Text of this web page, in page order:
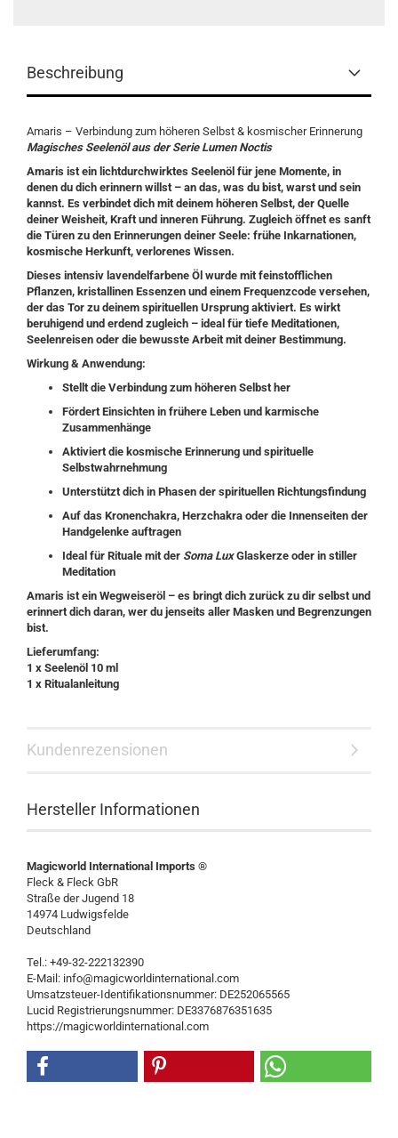
Beschreibung
Amaris – Verbindung zum höheren Selbst & kosmischer Erinnerung
Magisches Seelenöl aus der Serie Lumen Noctis
Amaris ist ein lichtdurchwirktes Seelenöl für jene Momente, in
denen du dich erinnern willst – an das, was du bist, warst und sein
kannst. Es verbindet dich mit deinem höheren Selbst, der Quelle
deiner Weisheit, Kraft und inneren Führung. Zugleich öffnet es sanft
die Türen zu den Erinnerungen deiner Seele: frühe Inkarnationen,
kosmische Herkunft, verlorenes Wissen.
Dieses intensiv lavendelfarbene Öl wurde mit feinstofflichen
Pflanzen, kristallinen Essenzen und einem Frequenzcode versehen,
der das Tor zu deinem spirituellen Ursprung aktiviert. Es wirkt
beruhigend und erdend zugleich – ideal für tiefe Meditationen,
Seelenreisen oder die bewusste Arbeit mit deiner Bestimmung.
Wirkung & Anwendung:
Stellt die Verbindung zum höheren Selbst her
Fördert Einsichten in frühere Leben und karmische
Zusammenhänge
Aktiviert die kosmische Erinnerung und spirituelle
Selbstwahrnehmung
Unterstützt dich in Phasen der spirituellen Richtungsfindung
Auf das Kronenchakra, Herzchakra oder die Innenseiten der
Handgelenke auftragen
Ideal für Rituale mit der Soma LuxGlaskerze oder in stiller
Meditation
Amaris ist ein Wegweiseröl – es bringt dich zurück zu dir selbst und
erinnert dich daran, wer du jenseits aller Masken und Begrenzungen
bist.
Lieferumfang:
1 x Seelenöl 10 ml
1 x Ritualanleitung
Kundenrezensionen
Hersteller Informationen
Magicworld International Imports ®
Fleck & Fleck GbR
Straße der Jugend 18
14974 Ludwigsfelde
Deutschland
Tel.: +49-32-222132390
E-Mail: info@magicworldinternational.com
Umsatzsteuer-Identifikationsnummer: DE252065565
Lucid Registrierungsnummer: DE3376876351635
https://magicworldinternational.com